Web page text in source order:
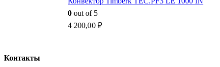
0 out of 5
4 200,00 ₽
Контакты